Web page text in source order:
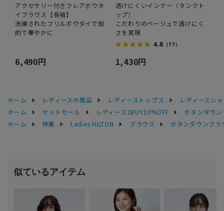
アクセサリー付きフレアボウタ
イブラウス【長袖】
洗練されたフリルボウタイで知
的で華やかに
6,490円
透けにくいインナー（タンクト
ップ）
こだわりのベージュで透けにく
さを実現
4.8 （17）
1,430円
ホーム レディースの商品 レディーストップス
レディースシ
ホーム
セットセール レディース2BUY10%OFF
ボタンダウ
ホーム
特集 Ladies HILTON ブラウス ボタンダウンブ